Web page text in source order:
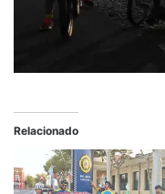
Relacionado